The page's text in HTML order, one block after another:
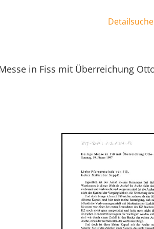
Detailsuche